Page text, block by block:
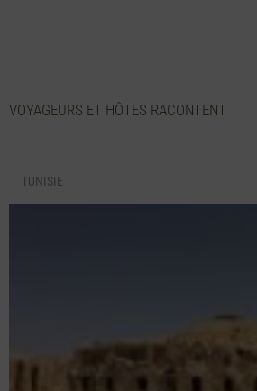
VOYAGEURS ET HÔTES RACONTENT
TUNISIE